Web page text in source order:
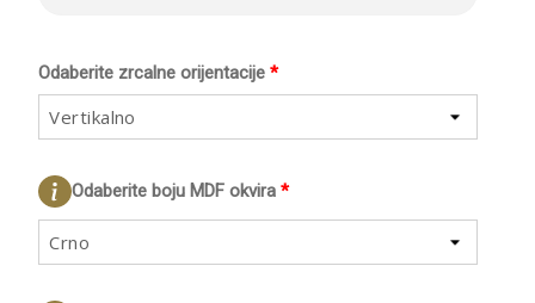
*
Odaberite zrcalne orijentacije
Vertikalno
*
Odaberite boju MDF okvira
Crno